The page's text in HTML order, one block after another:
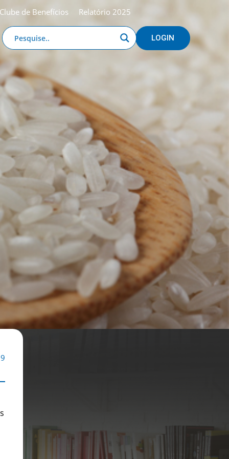
Clube de Benefícios Relatório 2025
LOGIN